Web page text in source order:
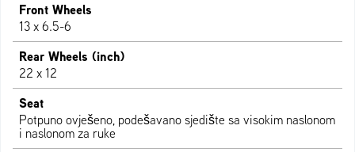
Front Wheels
13 x 6.5-6
Rear Wheels (inch)
22 x 12
Seat
Potpuno ovješeno, podešavano sjedište sa visokim naslonom
i naslonom za ruke